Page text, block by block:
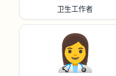
卫生工作者
👩‍⚕️